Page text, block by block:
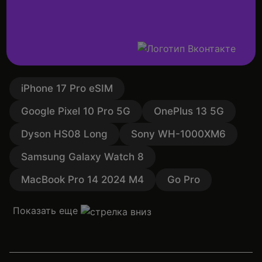
iPhone 17 Pro eSIM
Google Pixel 10 Pro 5G
OnePlus 13 5G
Dyson HS08 Long
Sony WH-1000XM6
Samsung Galaxy Watch 8
MacBook Pro 14 2024 M4
Go Pro
Показать еще